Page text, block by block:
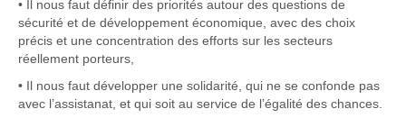
• Il nous faut définir des priorités autour des questions de
sécurité et de développement économique, avec des choix
précis et une concentration des efforts sur les secteurs
réellement porteurs,
• Il nous faut développer une solidarité, qui ne se confonde pas
avec l’assistanat, et qui soit au service de l’égalité des chances.